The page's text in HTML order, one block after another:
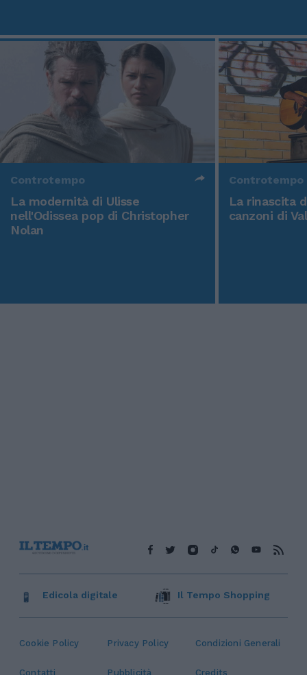
Controtempo
La modernità di Ulisse
nell'Odissea pop di Christopher
Nolan
Controtempo
La rinascita
canzoni di
Cookie Policy Privacy Policy Condizioni Generali
Contatti Pubblicità Credits
Edicola digitale Il Tempo Shopping